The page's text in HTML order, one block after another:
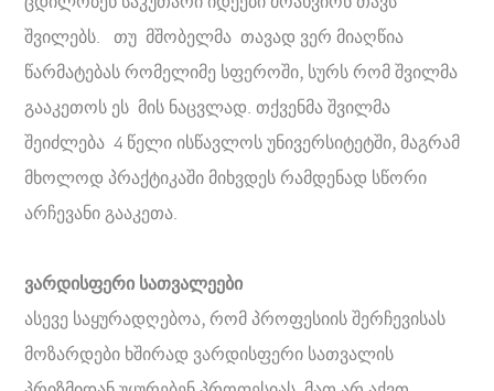
შვილებს. თუ მშობელმა თავად ვერ მიაღწია
წარმატებას რომელიმე სფეროში, სურს რომ შვილმა
გააკეთოს ეს მის ნაცვლად. თქვენმა შვილმა
შეიძლება 4 წელი ისწავლოს უნივერსიტეტში, მაგრამ
მხოლოდ პრაქტიკაში მიხვდეს რამდენად სწორი
არჩევანი გააკეთა.
ვარდისფერი სათვალეები
ასევე საყურადღებოა, რომ პროფესიის შერჩევისას
მოზარდები ხშირად ვარდისფერი სათვალის